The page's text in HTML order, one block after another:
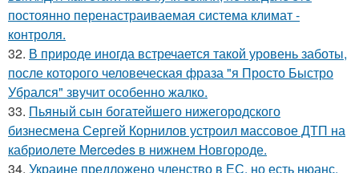
постоянно перенастраиваемая система климат -
контроля.
32. В природе иногда встречается такой уровень заботы,
после которого человеческая фраза "я Просто Быстро
Убрался" звучит особенно жалко.
33. Пьяный сын богатейшего нижегородского
бизнесмена Сергей Корнилов устроил массовое ДТП на
кабриолете Mercedes в нижнем Новгороде.
34. Украине предложено членство в ЕС, но есть нюанс.